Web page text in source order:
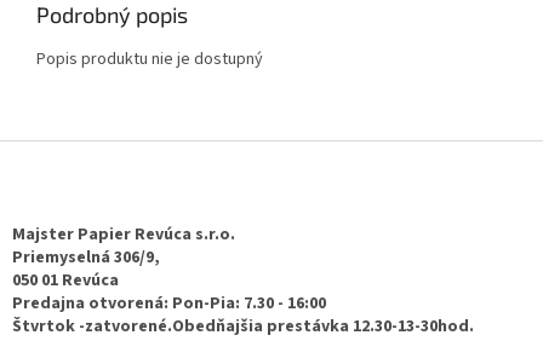
Podrobný popis
Popis produktu nie je dostupný
Majster Papier Revúca s.r.o.
Priemyselná 306/9,
050 01 Revúca
Predajna otvorená: Pon-Pia: 7.30 - 16:00
Štvrtok -zatvorené.Obedňajšia prestávka 12.30-13-30hod.